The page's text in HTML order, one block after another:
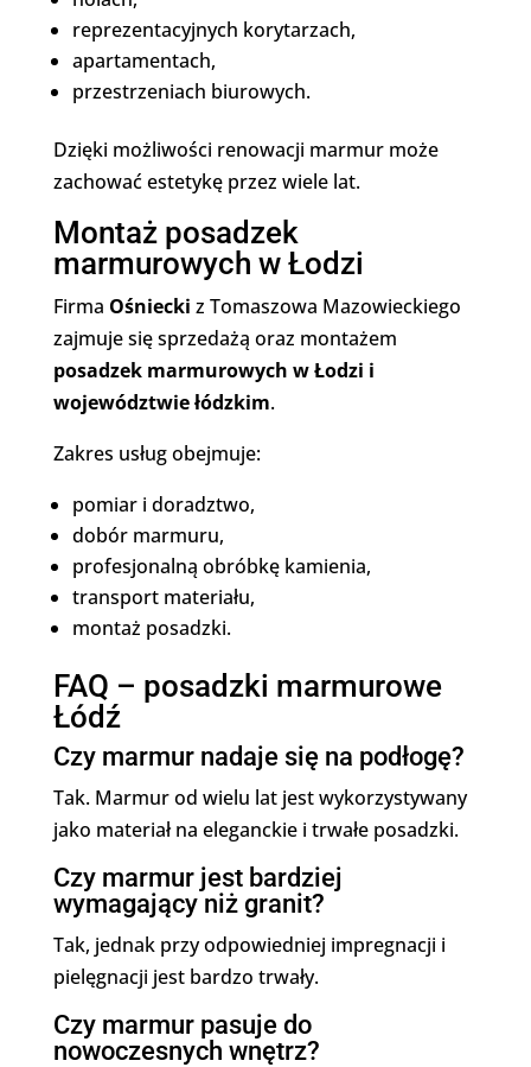
reprezentacyjnych korytarzach,
apartamentach,
przestrzeniach biurowych.
Dzięki możliwości renowacji marmur może
zachować estetykę przez wiele lat.
Montaż posadzek
marmurowych w Łodzi
Firma Ośniecki z Tomaszowa Mazowieckiego
zajmuje się sprzedażą oraz montażem
posadzek marmurowych w Łodzi i
województwie łódzkim.
Zakres usług obejmuje:
pomiar i doradztwo,
dobór marmuru,
profesjonalną obróbkę kamienia,
transport materiału,
montaż posadzki.
FAQ – posadzki marmurowe
Łódź
Czy marmur nadaje się na podłogę?
Tak. Marmur od wielu lat jest wykorzystywany
jako materiał na eleganckie i trwałe posadzki.
Czy marmur jest bardziej
wymagający niż granit?
Tak, jednak przy odpowiedniej impregnacji i
pielęgnacji jest bardzo trwały.
Czy marmur pasuje do
nowoczesnych wnętrz?